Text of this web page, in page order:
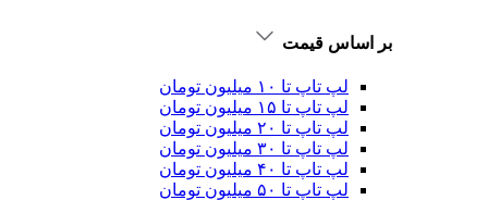
بر اساس قیمت
لپ تاپ تا ۱۰ میلیون تومان
لپ تاپ تا ۱۵ میلیون تومان
لپ تاپ تا ۲۰ میلیون تومان
لپ تاپ تا ۳۰ میلیون تومان
لپ تاپ تا ۴۰ میلیون تومان
لپ تاپ تا ۵۰ میلیون تومان